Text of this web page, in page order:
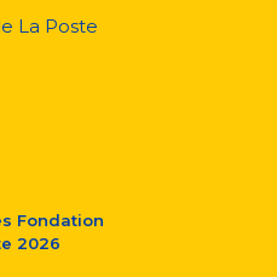
La Poste
Fondation
2026